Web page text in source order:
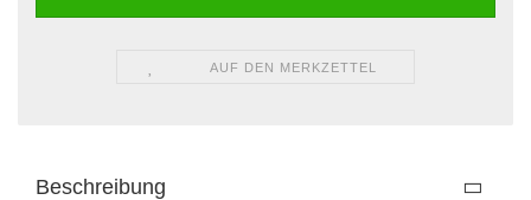
AUF DEN MERKZETTEL
Beschreibung